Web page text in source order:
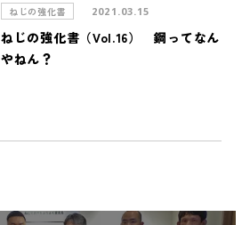
ねじの強化書 2021.03.15
ねじの強化書（Vol.16） 鋼ってなん
やねん？